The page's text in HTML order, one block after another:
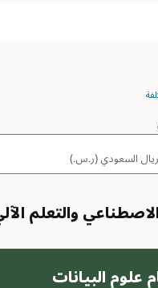
والتعلم الآلي
علوم البيانات